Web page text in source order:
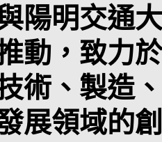
陽明交通
動，致力
術、製造
展領域的